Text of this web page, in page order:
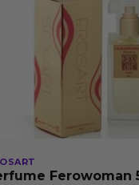
Ferowoman